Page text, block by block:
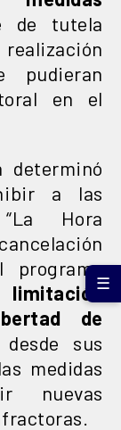
de tutela
pudieran
en el
determinó
a las
Hora
programa
de
sus
medidas
nuevas
☰